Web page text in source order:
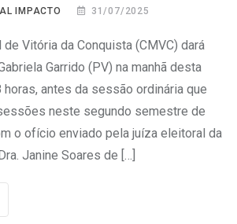
IMPACTO 31/07/2025
de Vitória da Conquista (CMVC) dará
Garrido (PV) na manhã desta
antes da sessão ordinária que
neste segundo semestre de
o ofício enviado pela juíza eleitoral da
Janine Soares de […]